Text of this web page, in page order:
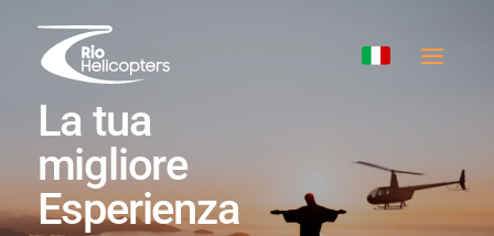
La tua
migliore
Esperienza